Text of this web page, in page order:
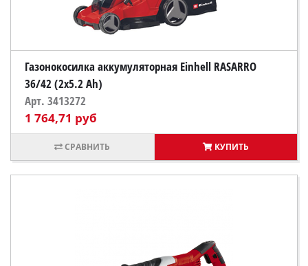
Газонокосилка аккумуляторная Einhell RASARRO
36/42 (2x5.2 Ah)
Арт. 3413272
1 764,71 руб
КУПИТЬ